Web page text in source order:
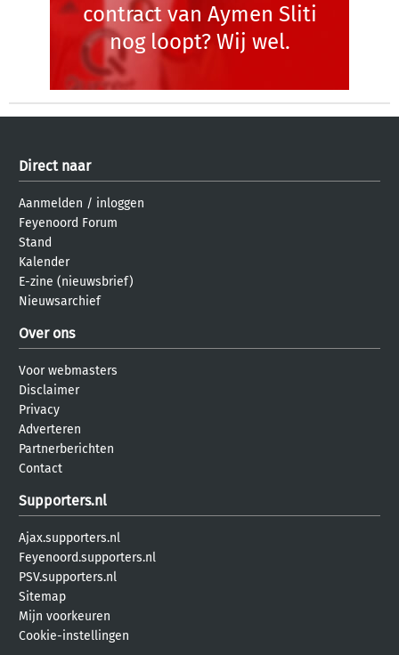
contract van Aymen Sliti
nog loopt? Wij wel.
Direct naar
Aanmelden / inloggen
Feyenoord Forum
Stand
Kalender
E-zine (nieuwsbrief)
Nieuwsarchief
Over ons
Voor webmasters
Disclaimer
Privacy
Adverteren
Partnerberichten
Contact
Supporters.nl
Ajax.supporters.nl
Feyenoord.supporters.nl
PSV.supporters.nl
Sitemap
Mijn voorkeuren
Cookie-instellingen